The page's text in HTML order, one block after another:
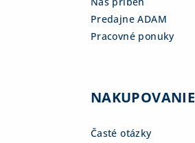
Predajne ADAM
Pracovné ponuky
NAKUPOVANIE
Časté otázky